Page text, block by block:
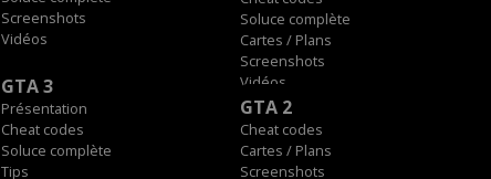
Screenshots
Vidéos
Soluce complète
Cartes / Plans
Screenshots
Vidéos
GTA 3
Présentation
Cheat codes
Soluce complète
Tips
GTA 2
Cheat codes
Cartes / Plans
Screenshots